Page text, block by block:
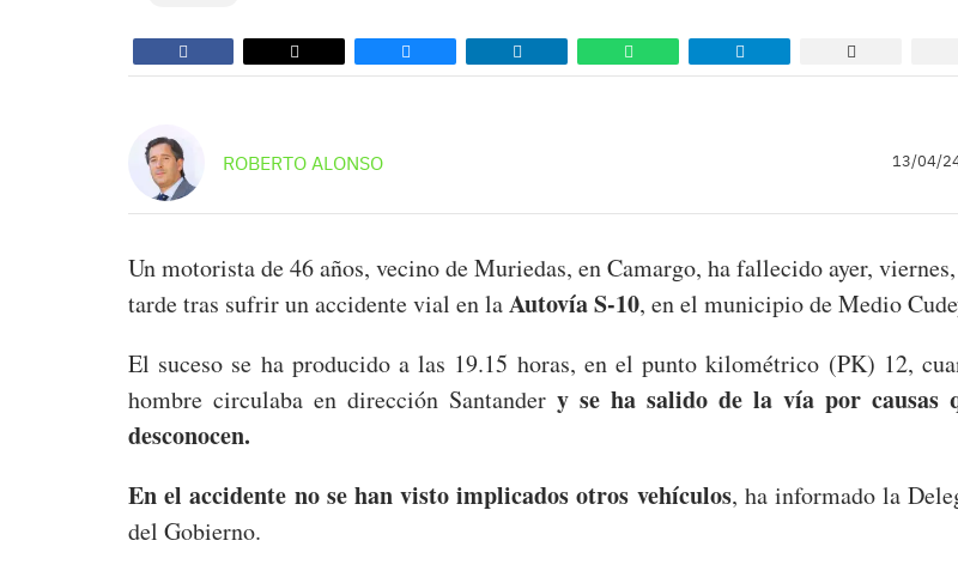
ROBERTO ALONSO 13/04/
Un motorista de 46 años, vecino de Muriedas, en Camargo, ha fallecido ayer,
tarde tras sufrir un accidente vial en laAutovía S-10, en el municipio de Medio
El suceso se ha producido a las 19.15 horas, en el punto kilométrico (PK) 12,
hombre circulaba en dirección Santandery se ha salido de la vía por causas
desconocen.
En el accidente no se han visto implicados otros vehículos, ha informado la
del Gobierno.